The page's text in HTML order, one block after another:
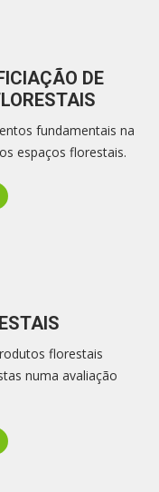
DE
fundamentais na
espaços florestais.
florestais
numa avaliação